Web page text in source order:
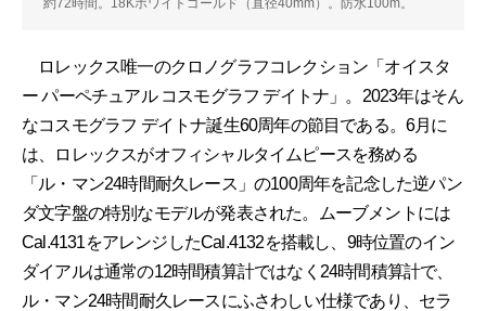
約72時間。18Kホワイトゴールド（直径40mm）。防水100m。
ロレックス唯一のクロノグラフコレクション「オイスタ
ー パーペチュアル コスモグラフ デイトナ」。2023年はそん
なコスモグラフ デイトナ誕生60周年の節目である。6月に
は、ロレックスがオフィシャルタイムピースを務める
「ル・マン24時間耐久レース」の100周年を記念した逆パン
ダ文字盤の特別なモデルが発表された。ムーブメントには
Cal.4131をアレンジしたCal.4132を搭載し、9時位置のイン
ダイアルは通常の12時間積算計ではなく24時間積算計で、
ル・マン24時間耐久レースにふさわしい仕様であり、セラ